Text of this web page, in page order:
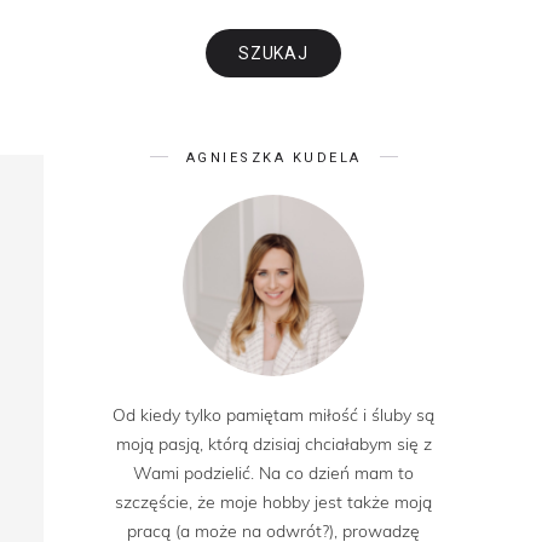
AGNIESZKA KUDELA
Od kiedy tylko pamiętam miłość i śluby są
moją pasją, którą dzisiaj chciałabym się z
Wami podzielić. Na co dzień mam to
szczęście, że moje hobby jest także moją
pracą (a może na odwrót?), prowadzę